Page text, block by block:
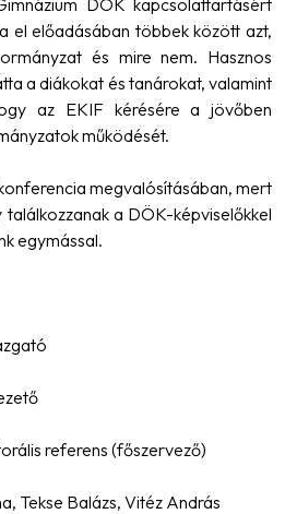
el előadásában többek között azt,
és mire nem. Hasznos
a diákokat és tanárokat, valamint
az EKIF kérésére a jövőben
működését.
megvalósításában, mert
a DÖK-képviselőkkel
egymással.
referens (főszervező)
Tekse Balázs, Vitéz András